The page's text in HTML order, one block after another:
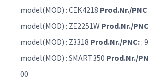
model(MOD) : CEK4218 Prod.Nr./
model(MOD) : ZE2251W Prod.Nr./
model(MOD) : Z3318 Prod.Nr./PNC::
model(MOD) : SMART350 Prod.Nr./
00